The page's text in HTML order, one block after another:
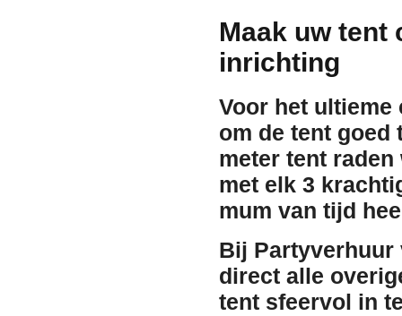
Maak uw tent
inrichting
Voor het ultieme
om de tent goed
meter tent
met elk 3
mum van tijd
Bij Partyverhuur
direct alle
tent sfeervol in